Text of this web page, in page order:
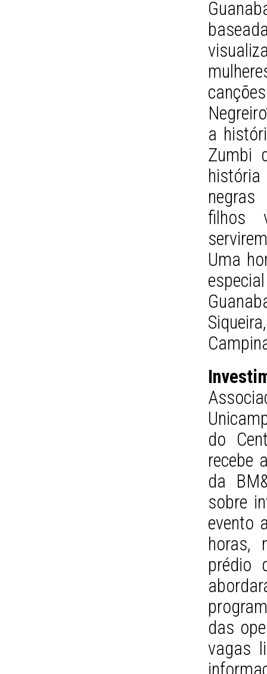
a
Zumbi
filhos
Uma
do
recebe
da
sobre
evento
horas,
prédio
das
vagas